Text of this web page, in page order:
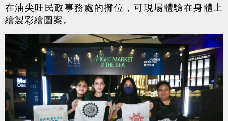
在油尖旺民政事務處的攤位，可現場體驗在身體上
繪製彩繪圖案。